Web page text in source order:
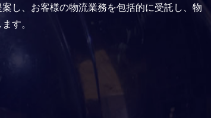
し、お客様の物流業務を包括的に受託し、物
す。